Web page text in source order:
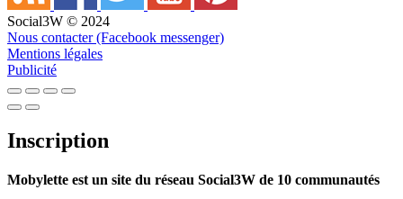
Social3W © 2024
Nous contacter (Facebook messenger)
Mentions légales
Publicité
Inscription
Mobylette est un site du réseau Social3W de 10 communautés